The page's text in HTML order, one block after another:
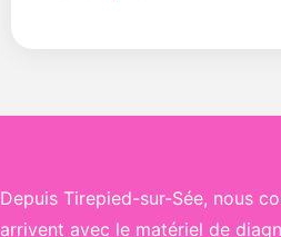
Depuis Tirepied-sur-Sée, nous
arrivent avec le matériel de